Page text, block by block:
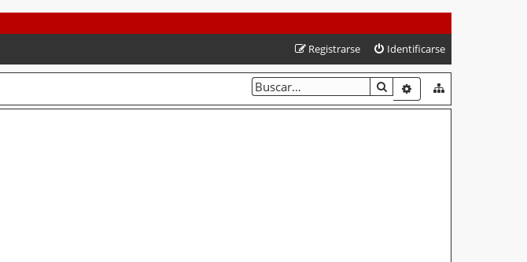
Identificarse
Registrarse
BUSCARBÚSQUEDA